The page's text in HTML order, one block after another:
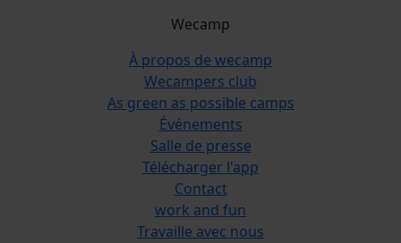
Wecamp
À propos de wecamp
Wecampers club
As green as possible camps
Événements
Salle de presse
Télécharger l'app
Contact
work and fun
Travaille avec nous